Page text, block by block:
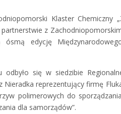
Klaster Chemiczny
z
ósmą edycję
odbyło się w siedzibie
Nieradka reprezentujący firmę
polimerowych do
dla samorządów”.